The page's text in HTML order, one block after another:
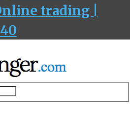
trading |